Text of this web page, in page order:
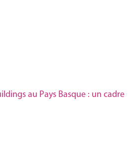
au Pays Basque : un cadre